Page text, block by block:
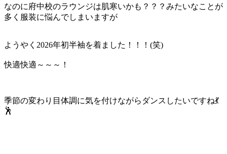
なのに府中校のラウンジは肌寒いかも？？？みたいなことが
多く服装に悩んでしまいますが
ようやく2026年初半袖を着ました！！！(笑)
快適快適～～～！
季節の変わり目体調に気を付けながらダンスしたいですね💃
🕺